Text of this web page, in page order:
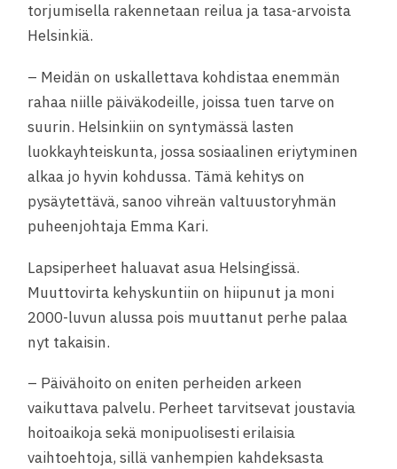
torjumisella rakennetaan reilua ja tasa-arvoista
Helsinkiä.
– Meidän on uskallettava kohdistaa enemmän
rahaa niille päiväkodeille, joissa tuen tarve on
suurin. Helsinkiin on syntymässä lasten
luokkayhteiskunta, jossa sosiaalinen eriytyminen
alkaa jo hyvin kohdussa. Tämä kehitys on
pysäytettävä, sanoo vihreän valtuustoryhmän
puheenjohtaja Emma Kari.
Lapsiperheet haluavat asua Helsingissä.
Muuttovirta kehyskuntiin on hiipunut ja moni
2000-luvun alussa pois muuttanut perhe palaa
nyt takaisin.
– Päivähoito on eniten perheiden arkeen
vaikuttava palvelu. Perheet tarvitsevat joustavia
hoitoaikoja sekä monipuolisesti erilaisia
vaihtoehtoja, sillä vanhempien kahdeksasta